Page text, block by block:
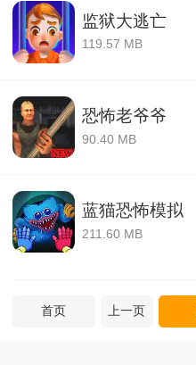
监狱大逃亡
119.57 MB
恐怖老爷爷
90.40 MB
蓝猫恐怖模拟
211.60 MB
首页 上一页